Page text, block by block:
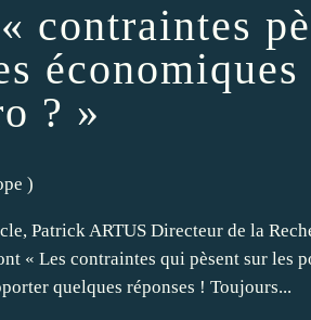
contraintes
économiques
? »
)
Patrick ARTUS Directeur de la
« Les contraintes qui pèsent sur les
quelques réponses ! Toujours...